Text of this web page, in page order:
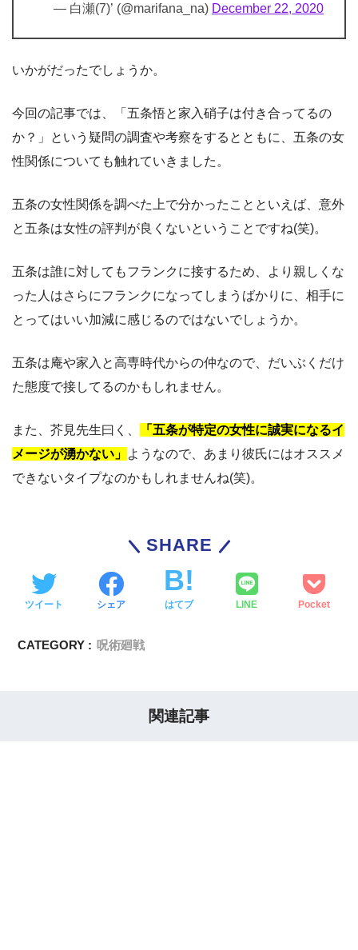
— 白瀬(7)’ (@marifana_na) December 22, 2020
いかがだったでしょうか。
今回の記事では、「五条悟と家入硝子は付き合ってるの
か？」という疑問の調査や考察をするとともに、五条の女
性関係についても触れていきました。
五条の女性関係を調べた上で分かったことといえば、意外
と五条は女性の評判が良くないということですね(笑)。
五条は誰に対してもフランクに接するため、より親しくな
った人はさらにフランクになってしまうばかりに、相手に
とってはいい加減に感じるのではないでしょうか。
五条は庵や家入と高専時代からの仲なので、だいぶくだけ
た態度で接してるのかもしれません。
また、芥見先生曰く、
「五条が特定の女性に誠実になるイ
メージが湧かない」 ようなので、あまり彼氏にはオススメ
できないタイプなのかもしれませんね(笑)。
SHARE
ツイート シェア はてブ LINE Pocket
CATEGORY : 呪術廻戦
関連記事